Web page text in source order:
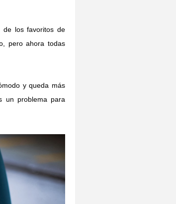
de los favoritos de
pero ahora todas
y queda más
un problema para